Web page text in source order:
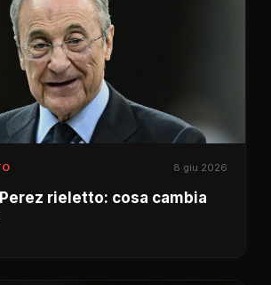
8 giu 2026
rieletto: cosa cambia